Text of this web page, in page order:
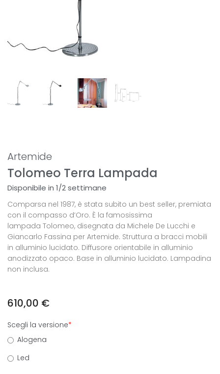
Artemide
Tolomeo Terra Lampada
Disponibile in 1/2 settimane
Comparsa nel 1987, è stata subito un best seller, premiata
con il compasso d’Oro. È la famosissima
lampada Tolomeo, disegnata da Michele De Lucchi e
Giancarlo Fassina per Artemide. Struttura a bracci mobili
in alluminio lucidato. Diffusore orientabile in alluminio
anodizzato opaco. Base in alluminio lucidato. Lampadina
non inclusa.
610,00 €
Scegli la versione*
Alogena
Led